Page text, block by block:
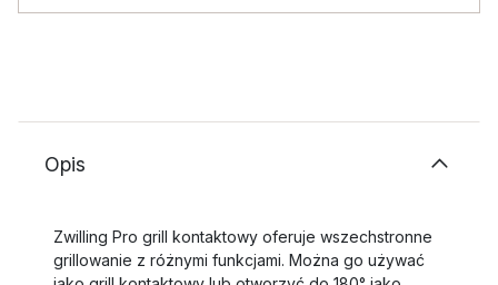
Opis
Zwilling Pro grill kontaktowy oferuje wszechstronne
grillowanie z różnymi funkcjami. Można go używać